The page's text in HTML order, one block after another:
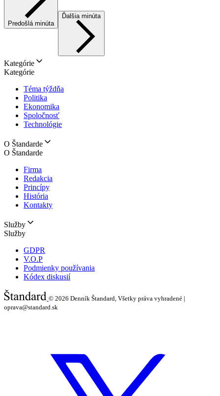
Predošlá minúta
Ďalšia minúta
Kategórie
Kategórie
Téma týždňa
Politika
Ekonomika
Spoločnosť
Technológie
O Štandarde
O Štandarde
Firma
Redakcia
Princípy
História
Kontakty
Služby
Služby
GDPR
V.O.P
Podmienky používania
Kódex diskusií
© 2026 Denník Štandard, Všetky práva vyhradené |
oprava@standard.sk